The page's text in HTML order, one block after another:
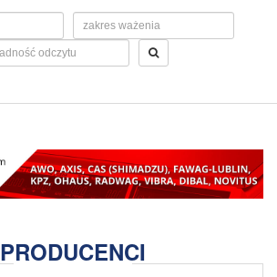
PRODUCENCI